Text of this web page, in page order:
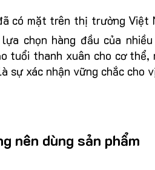
có mặt trên thị trường Việt
chọn hàng đầu của
tuổi thanh xuân cho cơ thể,
sự xác nhận vững chắc
nên dùng sản phẩm